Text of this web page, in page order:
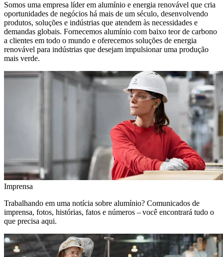
Somos uma empresa líder em alumínio e energia renovável que cria
oportunidades de negócios há mais de um século, desenvolvendo
produtos, soluções e indústrias que atendem às necessidades e
demandas globais. Fornecemos alumínio com baixo teor de carbono
a clientes em todo o mundo e oferecemos soluções de energia
renovável para indústrias que desejam impulsionar uma produção
mais verde.
Imprensa
Trabalhando em uma notícia sobre alumínio? Comunicados de
imprensa, fotos, histórias, fatos e números – você encontrará tudo o
que precisa aqui.